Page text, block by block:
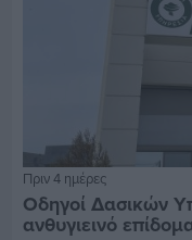
Πριν 4 ημέρες
Οδηγοί Δασικών
ανθυγιεινό